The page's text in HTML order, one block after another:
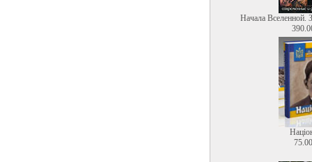
Начала Вселенной.